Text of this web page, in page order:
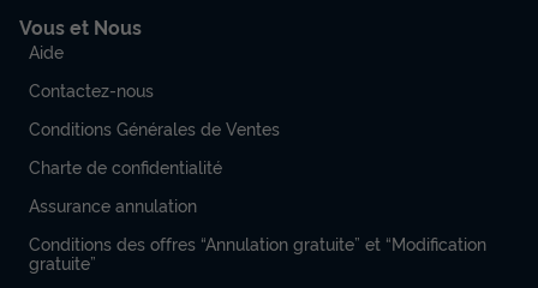
Vous et Nous
Aide
Contactez-nous
Conditions Générales de Ventes
Charte de confidentialité
Assurance annulation
Conditions des offres “Annulation gratuite” et “Modification
gratuite”